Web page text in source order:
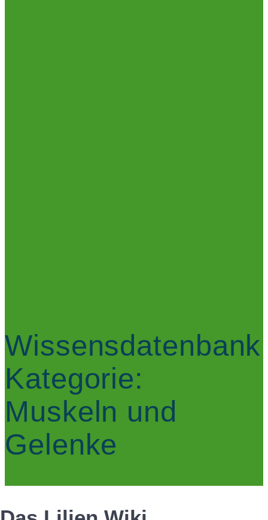
Wissensdatenbank
Kategorie:
Muskeln und
Gelenke